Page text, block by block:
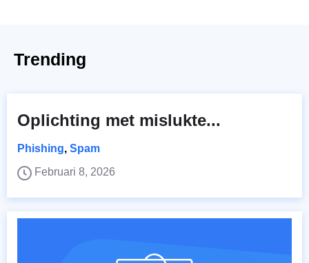
Trending
Oplichting met mislukte...
Phishing, Spam
Februari 8, 2026